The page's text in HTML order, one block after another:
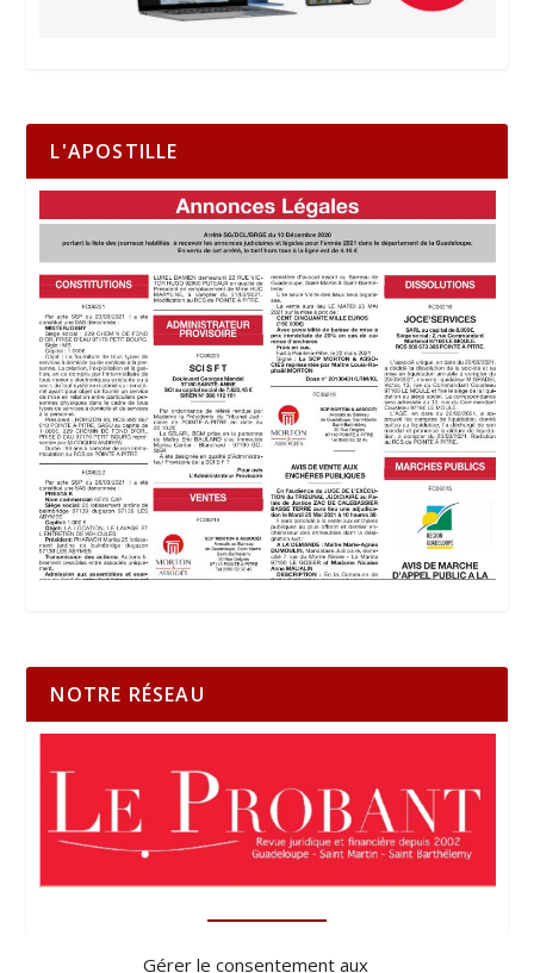
Gérer le consentement aux
L'APOSTILLE
NOTRE RÉSEAU